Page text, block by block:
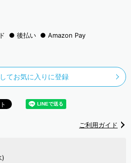
後払い Amazon Pay
てお気に入りに登録
ご利用ガイド
)